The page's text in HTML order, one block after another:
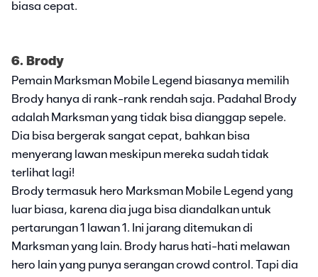
biasa cepat.
6. Brody
Pemain Marksman Mobile Legend biasanya memilih
Brody hanya di rank-rank rendah saja. Padahal Brody
adalah Marksman yang tidak bisa dianggap sepele.
Dia bisa bergerak sangat cepat, bahkan bisa
menyerang lawan meskipun mereka sudah tidak
terlihat lagi!
Brody termasuk hero Marksman Mobile Legend yang
luar biasa, karena dia juga bisa diandalkan untuk
pertarungan 1 lawan 1. Ini jarang ditemukan di
Marksman yang lain. Brody harus hati-hati melawan
hero lain yang punya serangan crowd control. Tapi dia